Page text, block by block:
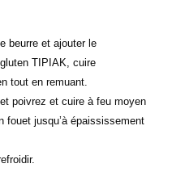
beurre et ajouter le
TIPIAK, cuire
tout en remuant.
poivrez et cuire à feu moyen
fouet jusqu’à épaississement